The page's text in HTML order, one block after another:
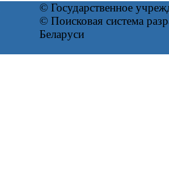
© Государственное
© Поисковая система
Беларуси